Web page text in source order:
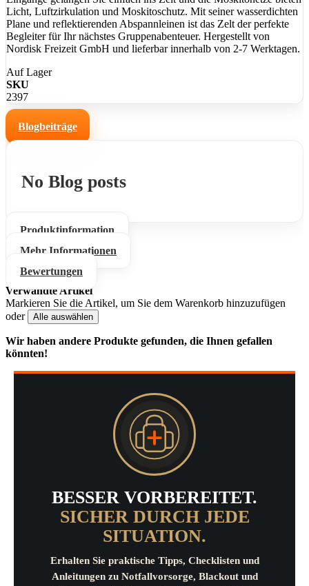
Licht, Luftzirkulation und Moskitoschutz. Mit seiner wasserdichten
Plane und reflektierenden Abspannleinen ist das Zelt der perfekte
Begleiter für Ihr nächstes Gruppenabenteuer. Hergestellt von
Nordisk Freizeit GmbH und lieferbar innerhalb von 2-7 Werktagen.
Auf Lager
SKU
2397
Blogbeiträge
No Blog posts
Produktinformation
Mehr Informationen
Bewertungen
Verwandte Artikel
Markieren Sie die Artikel, um Sie dem Warenkorb hinzuzufügen
oder
Alle auswählen
Wir haben andere Produkte gefunden, die Ihnen gefallen
könnten!
BESSER VORBEREITET.
SICHER DURCH JEDE
SITUATION.
Erhalten Sie praktische Tipps, Checklisten und
Anleitungen zu Notfallvorsorge, Blackout und